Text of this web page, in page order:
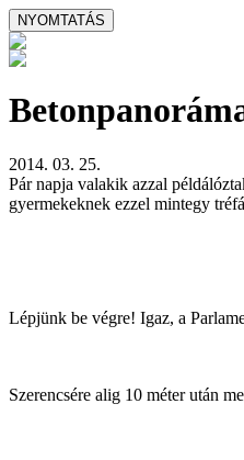
2014. 03. 25.
Pár napja valakik azzal
gyermekeknek ezzel mintegy
Lépjünk be végre! Igaz, a
Szerencsére alig 10 méter után